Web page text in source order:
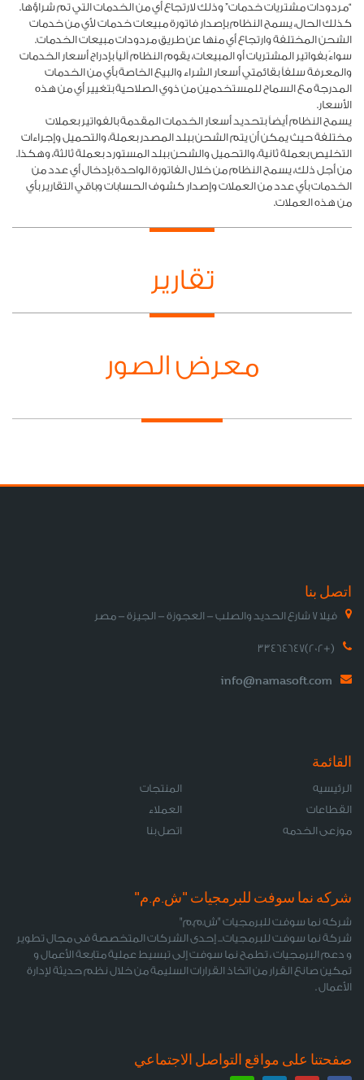
“مردودات مشتريات خدمات” وذلك لارتجاع أي من الخدمات التي تم شراؤها.
كذلك الحال، يسمح النظام بإصدار فاتورة مبيعات خدمات لأي من خدمات
الشحن المختلفة وارتجاع أي منها عن طريق مردودات مبيعات الخدمات.
سواءً بفواتير المشتريات أو المبيعات، يقوم النظام آلياً بإدراج أسعار الخدمات
والمعرفة سلفاً بقائمتي أسعار الشراء والبيع الخاصة بأي من الخدمات
المدرجة مع السماح للمستخدمين من ذوي الصلاحية بتغيير أي من هذه
الأسعار.
يسمح النظام أيضاً بتحديد أسعار الخدمات المقدمة بالفواتير بعملات
مختلفة حيث يمكن أن يتم الشحن ببلد المصدر بعملة، والتحميل وإجراءات
التخليص بعملة ثانية، والتحميل والشحن ببلد المستورد بعملة ثالثة، وهكذا.
من أجل ذلك، يسمح النظام من خلال الفاتورة الواحدة بإدخال أي عدد من
الخدمات بأي عدد من العملات وإصدار كشوف الحسابات وباقي التقارير بأي
من هذه العملات.
تقارير
معرض الصور
اتصل بنا
فيلا 7 شارع الحديد والصلب - العجوزة - الجيزة - مصر
(+202)33464647
info@namasoft.com
القائمة
الرئيسيه
المنتجات
القطاعات
العملاء
موزعى الخدمه
اتصل بنا
شركه نما سوفت للبرمجيات "ش.م.م"
شركه نما سوفت للبرمجيات "ش.م.م"
شركة نما سوفت للبرمجيات... إحدى الشركات المتخصصة فى مجال تطوير
و دعم البرمجيات ، تطمح نما سوفت إلى تبسيط عملية متابعة الأعمال و
تمكين صانع القرار من اتخاذ القرارات السليمة من خلال نظم حديثة لإدارة
الأعمال .
صفحتنا على مواقع التواصل الاجتماعي